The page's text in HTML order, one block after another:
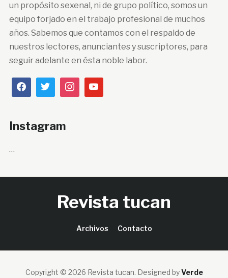
un propósito sexenal, ni de grupo político, somos un
equipo forjado en el trabajo profesional de muchos
años. Sabemos que contamos con el respaldo de
nuestros lectores, anunciantes y suscriptores, para
seguir adelante en ésta noble labor.
Instagram
…
Revista tucan
Archivos Contacto
Copyright © 2026 Revista tucan. Designed byVerde